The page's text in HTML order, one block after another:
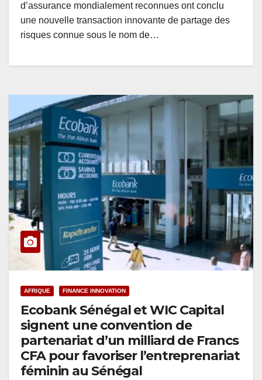
d’assurance mondialement reconnues ont conclu
une nouvelle transaction innovante de partage des
risques connue sous le nom de…
AFRIQUE FINANCE INNOVATION
Ecobank Sénégal et WIC Capital
signent une convention de
partenariat d’un milliard de Francs
CFA pour favoriser l’entreprenariat
féminin au Sénégal